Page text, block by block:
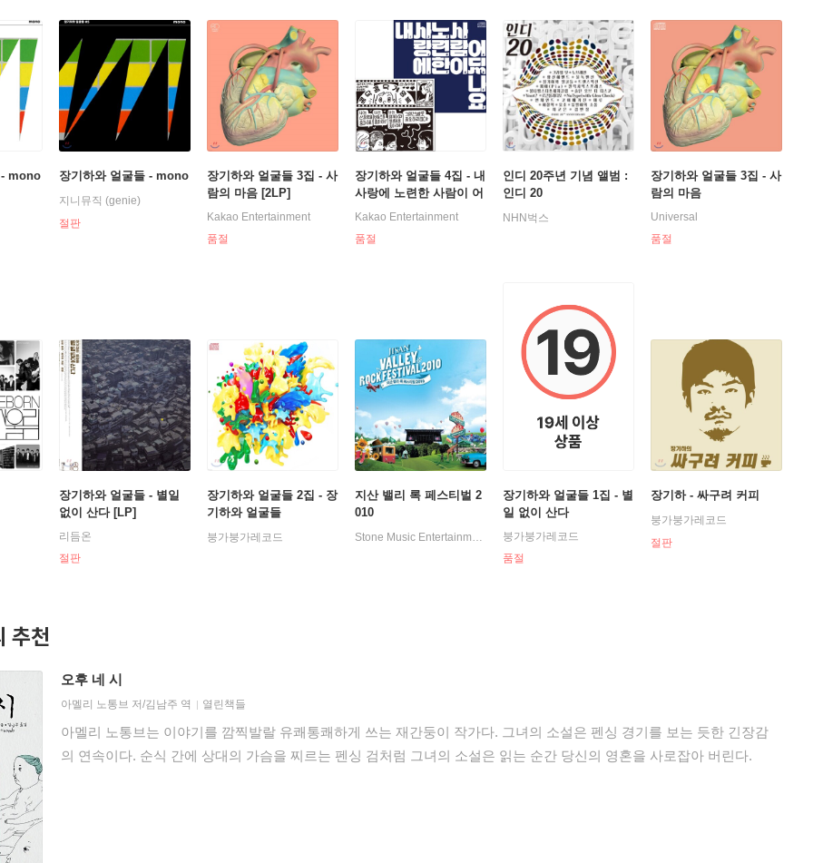
- mono 장기하와 얼굴들 - mono
지니뮤직 (genie)
절판
장기하와 얼굴들 3집 - 사
람의 마음 [2LP]
Kakao Entertainment
품절
장기하와 얼굴들 4집 - 내
사랑에 노련한 사람이 어
딨나요
Kakao Entertainment
품절
인디 20주년 기념 앨범 :
인디 20
NHN벅스
장기하와 얼굴들 3집 - 사
람의 마음
Universal
품절
장기하와 얼굴들 - 별일
없이 산다 [LP]
리듬온
절판
장기하와 얼굴들 2집 - 장
기하와 얼굴들
붕가붕가레코드
지산 밸리 록 페스티벌 2
010
Stone Music Entertainment
장기하와 얼굴들 1집 - 별
일 없이 산다
붕가붕가레코드
품절
장기하 - 싸구려 커피
붕가붕가레코드
절판
추천
오후 네 시
아멜리 노통브 저/김남주 역 열린책들
아멜리 노통브는 이야기를 깜찍발랄 유쾌통쾌하게 쓰는 재간둥이 작가다. 그녀의 소설은 펜싱 경기를 보는 듯한 긴장감
의 연속이다. 순식 간에 상대의 가슴을 찌르는 펜싱 검처럼 그녀의 소설은 읽는 순간 당신의 영혼을 사로잡아 버린다.